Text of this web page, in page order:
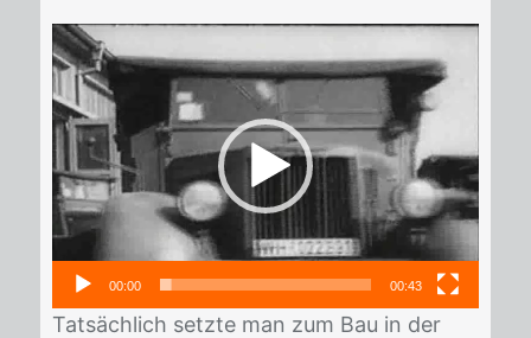
Video-
Player
00:00 00:43
Tat­säch­lich setz­te man zum Bau in der